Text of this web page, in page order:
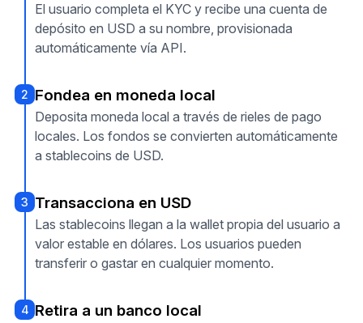
El usuario completa el KYC y recibe una cuenta de
depósito en USD a su nombre, provisionada
automáticamente vía API.
2 Fondea en moneda local
Deposita moneda local a través de rieles de pago
locales. Los fondos se convierten automáticamente
a stablecoins de USD.
3 Transacciona en USD
Las stablecoins llegan a la wallet propia del usuario a
valor estable en dólares. Los usuarios pueden
transferir o gastar en cualquier momento.
4 Retira a un banco local